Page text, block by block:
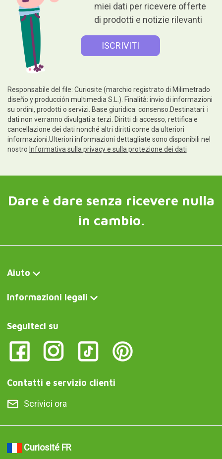
miei dati per ricevere offerte
di prodotti e notizie rilevanti
Responsabile del file: Curiosite (marchio registrato di Milimetrado
diseño y producción multimedia S.L.). Finalità: invio di informazioni
su ordini, prodotti o servizi. Base giuridica: consenso.Destinatari: i
dati non verranno divulgati a terzi. Diritti di accesso, rettifica e
cancellazione dei dati nonché altri diritti come da ulteriori
informazioni.Ulteriori informazioni dettagliate sono disponibili nel
nostro Informativa sulla privacy e sulla protezione dei dati
Dare è dare senza ricevere nulla
in cambio.
Aiuto
Informazioni legali
Seguiteci su
Contatti e servizio clienti
Scrivici ora
Curiosité FR